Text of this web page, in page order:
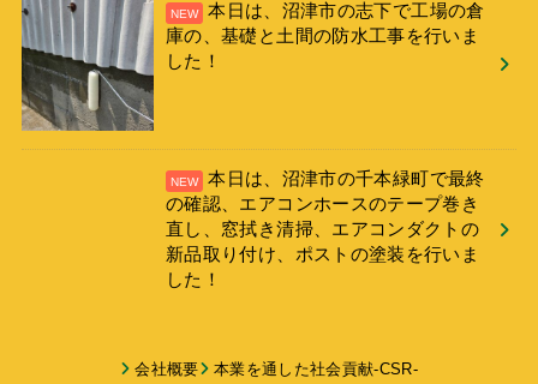
本日は、沼津市の志下で工場の倉
庫の、基礎と土間の防水工事を行いま
した！
本日は、沼津市の千本緑町で最終
の確認、エアコンホースのテープ巻き
直し、窓拭き清掃、エアコンダクトの
新品取り付け、ポストの塗装を行いま
した！
会社概要 本業を通した社会貢献-CSR-